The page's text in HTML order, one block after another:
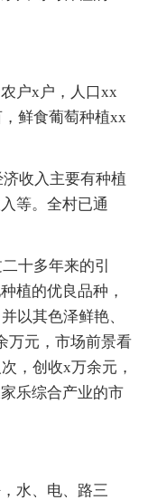
户x户，人口xx
鲜食葡萄种植xx
收入主要有种植
等。全村已通
十多年来的引
植的优良品种，
以其色泽鲜艳、
万元，市场前景看
，创收x万余元，
乐综合产业的市
水、电、路三